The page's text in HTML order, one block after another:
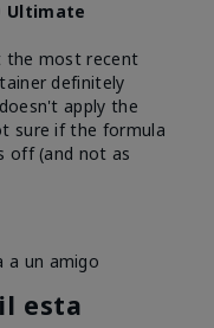
Ultimate
the most recent
definitely
apply the
sure if the formula
off (and not as
a un amigo
esta